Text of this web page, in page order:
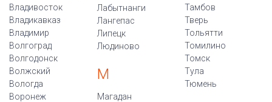
Владивосток
Владикавказ
Владимир
Волгоград
Волгодонск
Волжский
Вологда
Воронеж
Лабытнанги
Лангепас
Липецк
Людиново
М
Магадан
Тамбов
Тверь
Тольятти
Томилино
Томск
Тула
Тюмень